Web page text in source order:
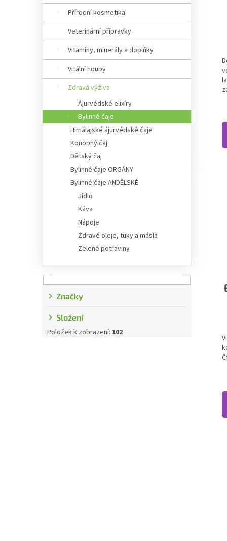
Přírodní kosmetika
Veterinární přípravky
Vitamíny, minerály a doplňky
Vitální houby
Zdravá výživa
Ájurvédské elixíry
Bylinné čaje
Himálajské ájurvédské čaje
Konopný čaj
Dětský čaj
Bylinné čaje ORGÁNY
Bylinné čaje ANDĚLSKÉ
Jídlo
Káva
Nápoje
Zdravé oleje, tuky a másla
Zelené potraviny
Značky
Složení
Položek k zobrazení: 102